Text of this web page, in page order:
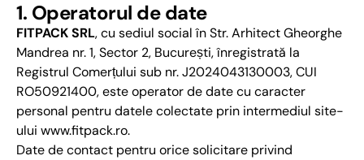
1. Operatorul de date
FITPACK SRL, cu sediul social în Str. Arhitect Gheorghe
Mandrea nr. 1, Sector 2, București, înregistrată la
Registrul Comerțului sub nr. J2024043130003, CUI
RO50921400, este operator de date cu caracter
personal pentru datele colectate prin intermediul site-
ului www.fitpack.ro.
Date de contact pentru orice solicitare privind